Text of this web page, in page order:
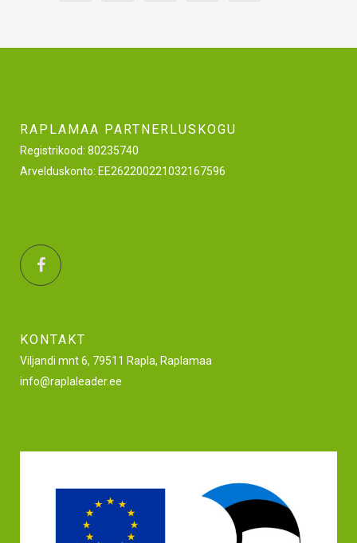
RAPLAMAA PARTNERLUSKOGU
Registrikood: 80235740
Arvelduskonto: EE262200221032167596
KONTAKT
Viljandi mnt 6, 79511 Rapla, Raplamaa
info@raplaleader.ee